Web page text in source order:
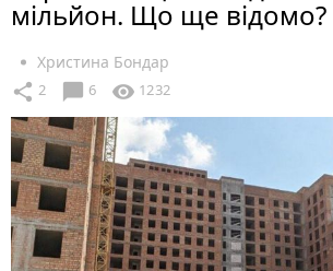
мільйон. Що ще відомо?
Христина Бондар
share 2 chat_bubble 6 visibility 1232